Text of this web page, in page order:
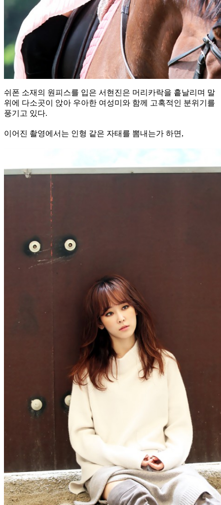
쉬폰 소재의 원피스를 입은 서현진은 머리카락을 흩날리며 말
위에 다소곳이 앉아 우아한 여성미와 함께 고혹적인 분위기를
풍기고 있다.
이어진 촬영에서는 인형 같은 자태를 뽐내는가 하면,